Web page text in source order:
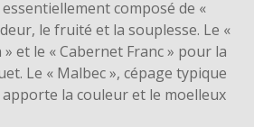
composé de «
le fruité et la souplesse. Le «
et le « Cabernet Franc » pour la
Le « Malbec », cépage typique
la couleur et le moelleux